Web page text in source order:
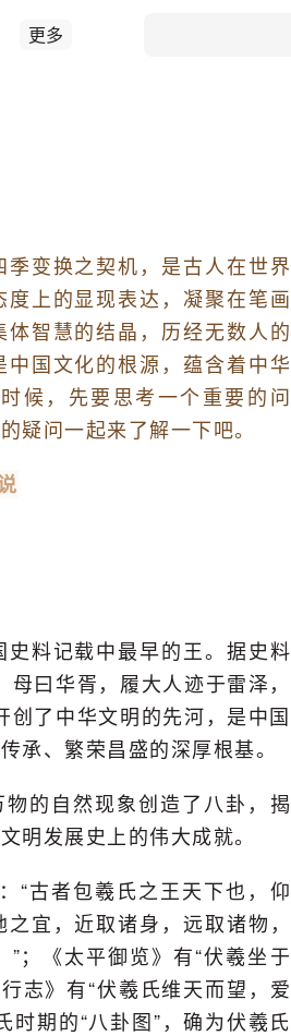
更多
变换之契机，是古人在世界
上的显现表达，凝聚在笔画
智慧的结晶，历经无数人的
国文化的根源，蕴含着中华
候，先要思考一个重要的问
疑问一起来了解一下吧。
料记载中最早的王。据史料
曰华胥，履大人迹于雷泽，
创了中华文明的先河，是中国
承、繁荣昌盛的深厚根基。
的自然现象创造了八卦，揭
明发展史上的伟大成就。
“古者包羲氏之王天下也，仰
宜，近取诸身，远取诸物，
；《太平御览》有“伏羲坐于
志》有“伏羲氏维天而望，爱
期的“八卦图”，确为伏羲氏